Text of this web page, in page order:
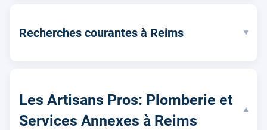
Recherches courantes à Reims ▾
Les Artisans Pros: Plomberie et
Services Annexes à Reims
▾